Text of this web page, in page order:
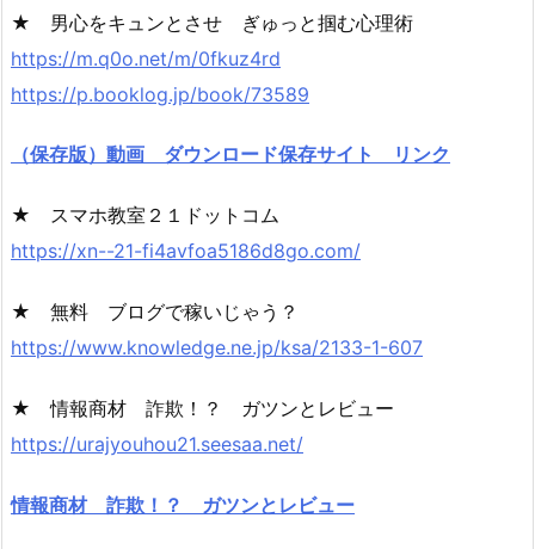
★ 男心をキュンとさせ ぎゅっと掴む心理術
https://m.q0o.net/m/0fkuz4rd
https://p.booklog.jp/book/73589
（保存版）動画 ダウンロード保存サイト リンク
★ スマホ教室２１ドットコム
https://xn--21-fi4avfoa5186d8go.com/
★ 無料 ブログで稼いじゃう？
https://www.knowledge.ne.jp/ksa/2133-1-607
★ 情報商材 詐欺！？ ガツンとレビュー
https://urajyouhou21.seesaa.net/
情報商材 詐欺！？ ガツンとレビュー